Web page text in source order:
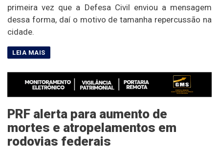
primeira vez que a Defesa Civil enviou a mensagem
dessa forma, daí o motivo de tamanha repercussão na
cidade.
PRF alerta para aumento de
mortes e atropelamentos em
rodovias federais